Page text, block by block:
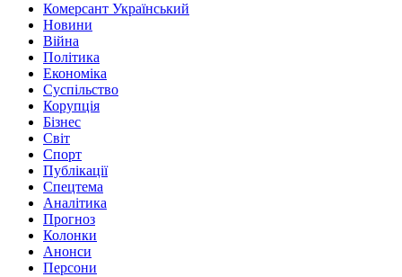
Комерсант Український
Новини
Війна
Політика
Економіка
Суспільство
Корупція
Бізнес
Світ
Спорт
Публікації
Спецтема
Аналітика
Прогноз
Колонки
Анонси
Персони